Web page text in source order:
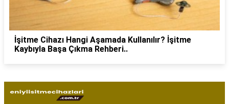
İşitme Cihazı Hangi Aşamada Kullanılır? İşitme
Kaybıyla Başa Çıkma Rehberi..